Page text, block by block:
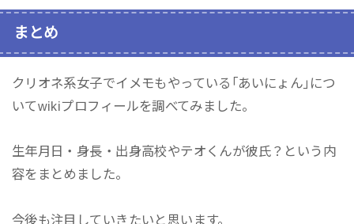
まとめ
クリオネ系女子でイメモもやっている｢あいにょん｣につ
いてwikiプロフィールを調べてみました。
生年月日・身長・出身高校やテオくんが彼氏？という内
容をまとめました。
今後も注目していきたいと思います。